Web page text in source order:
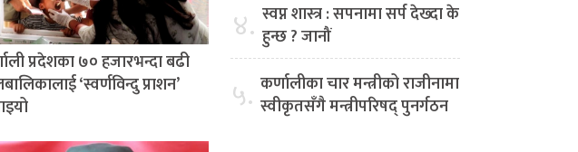
प्रदेशका ७० हजारभन्दा बढी
‘स्वर्णविन्दु प्राशन’
४. स्वप्न शास्त्र : सपनामा सर्प देख्दा के
हुन्छ ? जानौं
५. कर्णालीका चार मन्त्रीको राजीनामा
स्वीकृतसँगै मन्त्रीपरिषद् पुनर्गठन